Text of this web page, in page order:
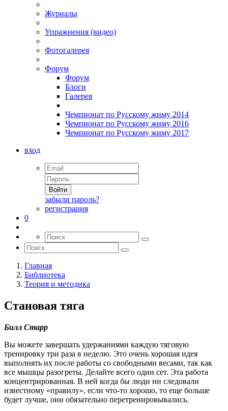
Журналы
Упражнения (видео)
Фотогалерея
Форум
Форум
Блоги
Галерея
Чемпионат по Русскому жиму 2014
Чемпионат по Русскому жиму 2016
Чемпионат по Русскому жиму 2017
вход
Войти
забыли пароль?
регистрация
0
Главная
Библиотека
Теория и методика
Становая тяга
Билл Старр
Вы можете завершать удержаниями каждую тяговую
тренировку три раза в неделю. Это очень хорошая идея
выполнять их после работы со свободными весами, так как
все мышцы разогреты. Делайте всего один сет. Эта работа
концентрированная. В ней когда бы люди ни следовали
известному «правилу», если что-то хорошо, то еще больше
будет лучше, они обязательно перетренировывались.